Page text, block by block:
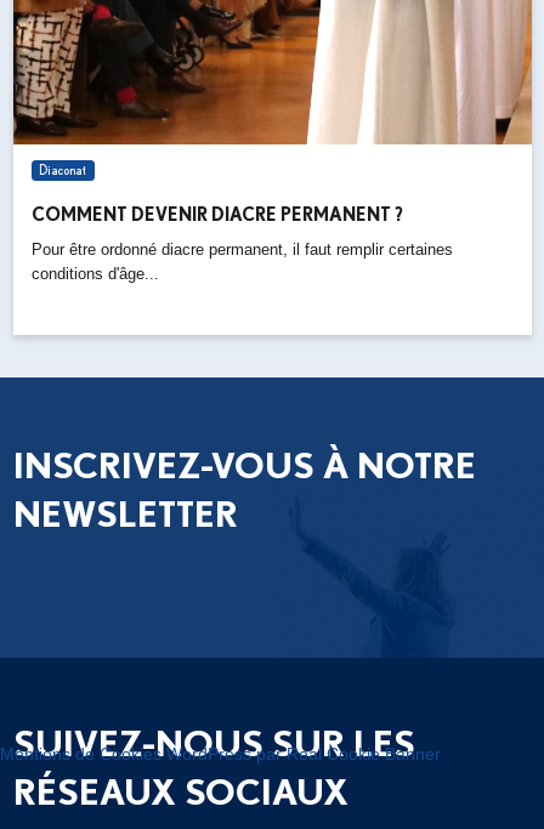
Diaconat
COMMENT DEVENIR DIACRE PERMANENT ?
Pour être ordonné diacre permanent, il faut remplir certaines
conditions d'âge...
INSCRIVEZ-VOUS À NOTRE
NEWSLETTER
SUIVEZ-NOUS SUR LES
RÉSEAUX SOCIAUX
Mentions de Cookies WordPress par Real Cookie Banner